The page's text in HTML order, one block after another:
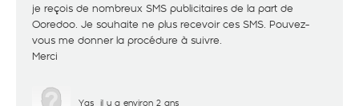
je reçois de nombreux SMS publicitaires de la part de
Ooredoo. Je souhaite ne plus recevoir ces SMS. Pouvez-
vous me donner la procédure à suivre.
Merci
Yas il y a environ 2 ans